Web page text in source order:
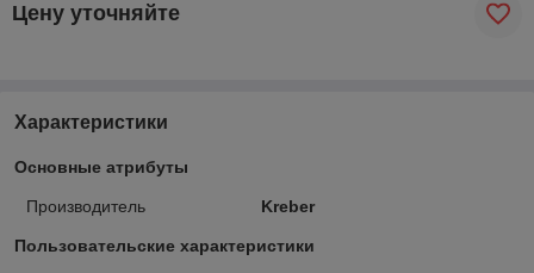
Цену уточняйте
Характеристики
Основные атрибуты
Производитель Kreber
Пользовательские характеристики